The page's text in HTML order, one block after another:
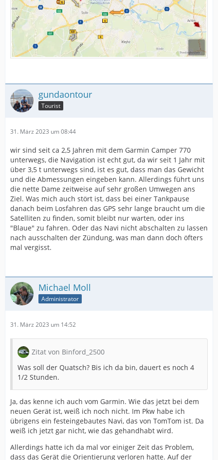
gundaontour
Tourist
31. März 2023 um 08:44
wir sind seit ca 2,5 Jahren mit dem Garmin Camper 770
unterwegs, die Navigation ist echt gut, da wir seit 1 Jahr mit
über 3,5 t unterwegs sind, ist es gut, dass man das Gewicht
und die Abmessungen eingeben kann. Allerdings führt uns
die nette Dame zeitweise auf sehr großen Umwegen ans
Ziel. Was mich auch stört ist, dass bei einer Tankpause
danach beim Losfahren das GPS sehr lange braucht um die
Satelliten zu finden, somit bleibt nur warten, oder ins
"Blaue" zu fahren. Oder das Navi nicht abschalten zu lassen
nach ausschalten der Zündung, was man dann doch öfters
mal vergisst.
Michael Moll
Administrator
31. März 2023 um 14:52
Zitat von Binford_2500
Was soll der Quatsch? Bis ich da bin, dauert es noch 4
1/2 Stunden.
Ja, das kenne ich auch vom Garmin. Wie das jetzt bei dem
neuen Gerät ist, weiß ich noch nicht. Im Pkw habe ich
übrigens ein festeingebautes Navi, das von TomTom ist. Da
weiß ich jetzt gar nicht, wie das gehandhabt wird.
Allerdings hatte ich da mal vor einiger Zeit das Problem,
dass das Gerät die Orientierung verloren hatte. Auf der